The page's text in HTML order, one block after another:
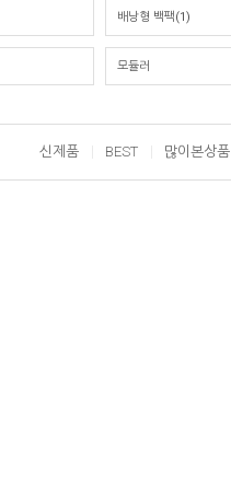
배낭형 백팩(1)
모듈러
신제품 BEST 많이본상품